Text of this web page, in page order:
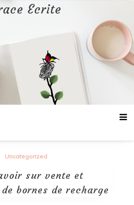
Ecrite
Uncategorized
sur vente et
bornes de recharge